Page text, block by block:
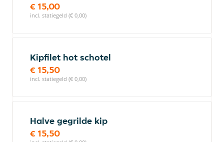
€ 15,00
incl. statiegeld (€ 0,00)
Kipfilet hot schotel
€ 15,50
incl. statiegeld (€ 0,00)
Halve gegrilde kip
€ 15,50